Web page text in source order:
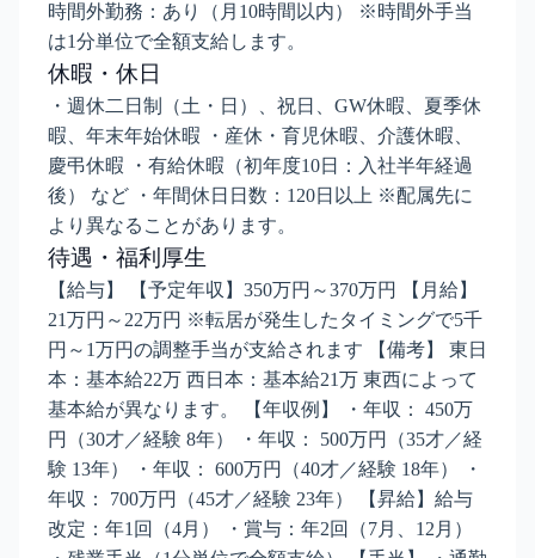
時間外勤務：あり（月10時間以内） ※時間外手当
は1分単位で全額支給します。
休暇・休日
・週休二日制（土・日）、祝日、GW休暇、夏季休
暇、年末年始休暇 ・産休・育児休暇、介護休暇、
慶弔休暇 ・有給休暇（初年度10日：入社半年経過
後） など ・年間休日日数：120日以上 ※配属先に
より異なることがあります。
待遇・福利厚生
【給与】 【予定年収】350万円～370万円 【月給】
21万円～22万円 ※転居が発生したタイミングで5千
円～1万円の調整手当が支給されます 【備考】 東日
本：基本給22万 西日本：基本給21万 東西によって
基本給が異なります。 【年収例】 ・年収： 450万
円（30才／経験 8年） ・年収： 500万円（35才／経
験 13年） ・年収： 600万円（40才／経験 18年） ・
年収： 700万円（45才／経験 23年） 【昇給】給与
改定：年1回（4月） ・賞与：年2回（7月、12月）